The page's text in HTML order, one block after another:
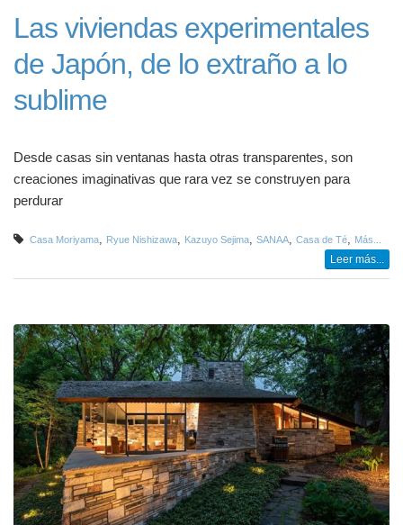
Las viviendas experimentales
de Japón, de lo extraño a lo
sublime
Desde casas sin ventanas hasta otras transparentes, son
creaciones imaginativas que rara vez se construyen para
perdurar
Casa Moriyama Ryue Nishizawa Kazuyo Sejima SANAA Casa de Té Más...
Leer más...